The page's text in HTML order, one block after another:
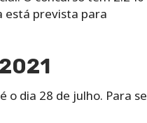
está prevista para
o dia 28 de julho. Para se